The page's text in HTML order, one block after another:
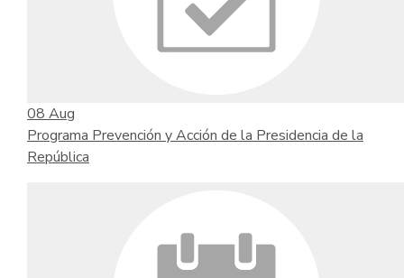
08 Aug
Programa Prevención y Acción de la Presidencia de la
República